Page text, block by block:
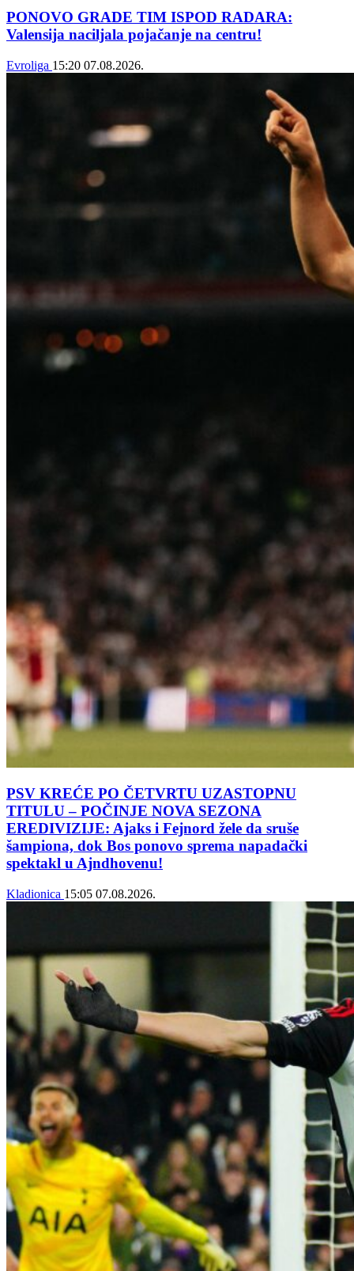
PONOVO GRADE TIM ISPOD RADARA:
Valensija naciljala pojačanje na centru!
Evroliga 15:20 07.08.2026.
PSV KREĆE PO ČETVRTU UZASTOPNU
TITULU – POČINJE NOVA SEZONA
EREDIVIZIJE: Ajaks i Fejnord žele da sruše
šampiona, dok Bos ponovo sprema napadački
spektakl u Ajndhovenu!
Kladionica 15:05 07.08.2026.